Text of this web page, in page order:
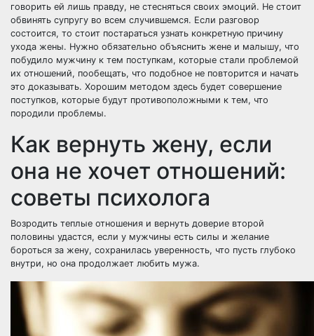
говорить ей лишь правду, не стесняться своих эмоций. Не стоит
обвинять супругу во всем случившемся. Если разговор
состоится, то стоит постараться узнать конкретную причину
ухода жены. Нужно обязательно объяснить жене и малышу, что
побудило мужчину к тем поступкам, которые стали проблемой
их отношений, пообещать, что подобное не повторится и начать
это доказывать. Хорошим методом здесь будет совершение
поступков, которые будут противоположными к тем, что
породили проблемы.
Как вернуть жену, если
она не хочет отношений:
советы психолога
Возродить теплые отношения и вернуть доверие второй
половины удастся, если у мужчины есть силы и желание
бороться за жену, сохранилась уверенность, что пусть глубоко
внутри, но она продолжает любить мужа.